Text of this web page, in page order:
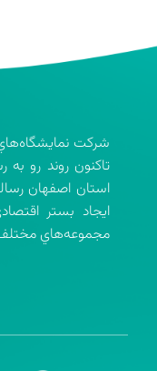
تاكنون روند رو
استان اصفهان
ايجاد بستر
مجموعه‌هاي